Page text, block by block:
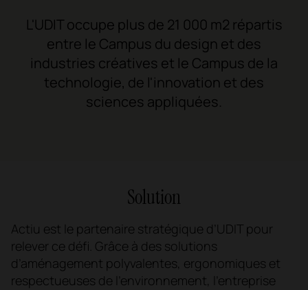
L'UDIT occupe plus de 21 000 m2 répartis
entre le Campus du design et des
industries créatives et le Campus de la
technologie, de l'innovation et des
sciences appliquées.
Solution
Actiu est le partenaire stratégique d’UDIT pour
relever ce défi. Grâce à des solutions
d’aménagement polyvalentes, ergonomiques et
respectueuses de l’environnement, l’entreprise